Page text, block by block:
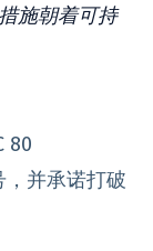
施朝着可持
80
并承诺打破